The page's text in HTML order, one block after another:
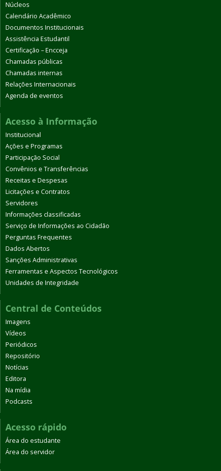
Núcleos
Calendário Acadêmico
Documentos Institucionais
Assistência Estudantil
Certificação – Encceja
Chamadas públicas
Chamadas internas
Relações Internacionais
Agenda de eventos
Acesso à Informação
Institucional
Ações e Programas
Participação Social
Convênios e Transferências
Receitas e Despesas
Licitações e Contratos
Servidores
Informações classificadas
Serviço de Informações ao Cidadão
Perguntas Frequentes
Dados Abertos
Sanções Administrativas
Ferramentas e Aspectos Tecnológicos
Unidades de Integridade
Central de Conteúdos
Imagens
Vídeos
Periódicos
Repositório
Notícias
Editora
Na mídia
Podcasts
Acesso rápido
Área do estudante
Área do servidor